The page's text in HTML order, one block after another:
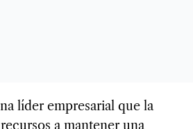
líder empresarial que la
a mantener una